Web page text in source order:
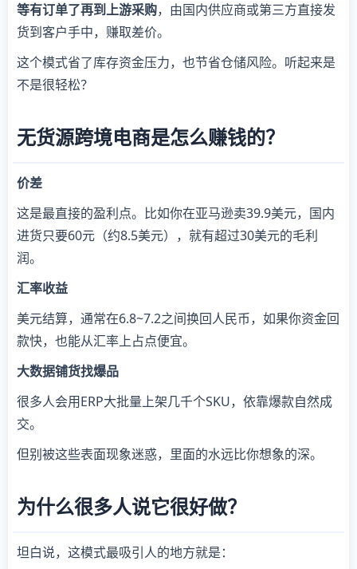
等有订单了再到上游采购，由国内供应商或第三方直接发
货到客户手中，赚取差价。
这个模式省了库存资金压力，也节省仓储风险。听起来是
不是很轻松？
无货源跨境电商是怎么赚钱的？
价差
这是最直接的盈利点。比如你在亚马逊卖39.9美元，国内
进货只要60元（约8.5美元），就有超过30美元的毛利
润。
汇率收益
美元结算，通常在6.8~7.2之间换回人民币，如果你资金回
款快，也能从汇率上占点便宜。
大数据铺货找爆品
很多人会用ERP大批量上架几千个SKU，依靠爆款自然成
交。
但别被这些表面现象迷惑，里面的水远比你想象的深。
为什么很多人说它很好做？
坦白说，这模式最吸引人的地方就是：